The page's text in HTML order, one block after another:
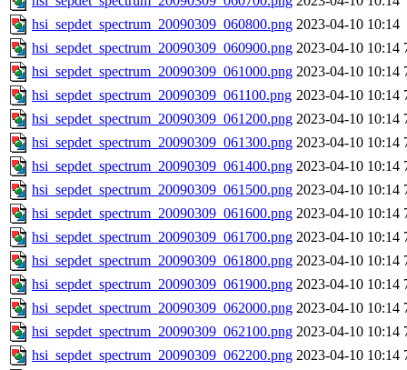
hsi_sepdet_spectrum_20090309_060800.png 2023-04-10 10:14
hsi_sepdet_spectrum_20090309_060900.png 2023-04-10 10:14
hsi_sepdet_spectrum_20090309_061000.png 2023-04-10 10:14
hsi_sepdet_spectrum_20090309_061100.png 2023-04-10 10:14
hsi_sepdet_spectrum_20090309_061200.png 2023-04-10 10:14
hsi_sepdet_spectrum_20090309_061300.png 2023-04-10 10:14
hsi_sepdet_spectrum_20090309_061400.png 2023-04-10 10:14
hsi_sepdet_spectrum_20090309_061500.png 2023-04-10 10:14
hsi_sepdet_spectrum_20090309_061600.png 2023-04-10 10:14
hsi_sepdet_spectrum_20090309_061700.png 2023-04-10 10:14
hsi_sepdet_spectrum_20090309_061800.png 2023-04-10 10:14
hsi_sepdet_spectrum_20090309_061900.png 2023-04-10 10:14
hsi_sepdet_spectrum_20090309_062000.png 2023-04-10 10:14
hsi_sepdet_spectrum_20090309_062100.png 2023-04-10 10:14
hsi_sepdet_spectrum_20090309_062200.png 2023-04-10 10:14